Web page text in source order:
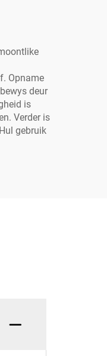
Opname
deur
is
Verder is
gebruik